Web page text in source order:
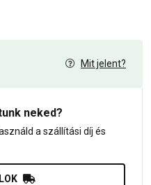
Mit jelent?
neked?
a szállítási díj és